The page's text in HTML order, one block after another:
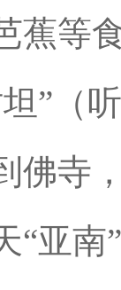
蕉等
”（
佛寺
“亚南